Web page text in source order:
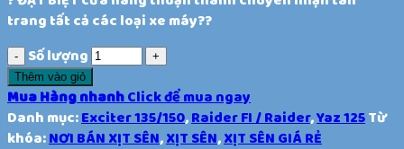
trang tất cả các loại xe máy??
Số lượng
Thêm vào giỏ
Mua Hàng nhanhClick để mua ngay
Danh mục:Exciter 135/150,Raider FI / Raider,Yaz 125Từ
khóa:NƠI BÁN XỊT SÊN,XỊT SÊN,XỊT SÊN GIÁ RẺ